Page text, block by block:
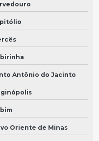
Antônio do Jacinto
Oriente de Minas